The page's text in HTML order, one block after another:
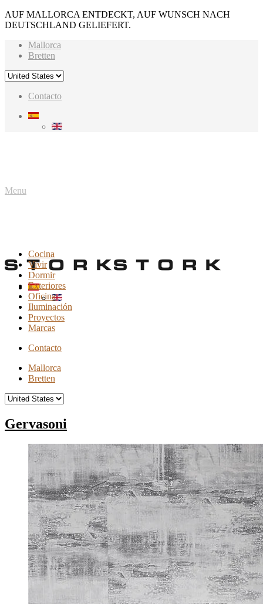
AUF MALLORCA ENTDECKT, AUF WUNSCH NACH
DEUTSCHLAND GELIEFERT.
Mallorca
Bretten
Contacto
Menu
Cocina
Vivir
Dormir
Exteriores
Oficina
Iluminación
Proyectos
Marcas
Contacto
Mallorca
Bretten
Gervasoni